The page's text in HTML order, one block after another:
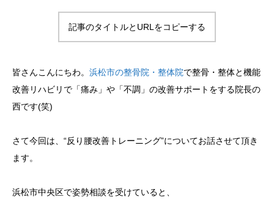
記事のタイトルとURLをコピーする
皆さんこんにちわ。 浜松市の整骨院・整体院で整骨・整体と機能
改善リハビリで「痛み」や「不調」の改善サポートをする院長の
西です(笑)
さて今回は、“反り腰改善トレーニング”についてお話させて頂き
ます。
浜松市中央区で姿勢相談を受けていると、